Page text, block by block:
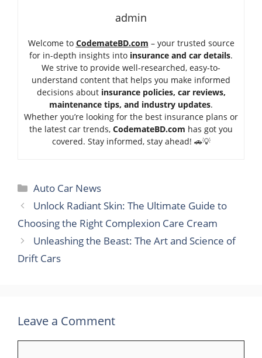
admin
Welcome to CodemateBD.com – your trusted source
for in-depth insights into insurance and car details.
We strive to provide well-researched, easy-to-
understand content that helps you make informed
decisions about insurance policies, car reviews,
maintenance tips, and industry updates.
Whether you’re looking for the best insurance plans or
the latest car trends, CodemateBD.com has got you
covered. Stay informed, stay ahead! 🚗💡
Categories
Auto Car News
Unlock Radiant Skin: The Ultimate Guide to
Choosing the Right Complexion Care Cream
Unleashing the Beast: The Art and Science of
Drift Cars
Leave a Comment